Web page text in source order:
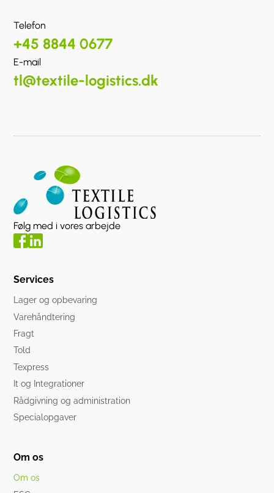
Telefon
+45 8844 0677
E-mail
tl@textile-logistics.dk
Følg med i vores arbejde
Services
Lager og opbevaring
Varehåndtering
Fragt
Told
Texpress
It og Integrationer
Rådgivning og administration
Specialopgaver
Om os
Om os